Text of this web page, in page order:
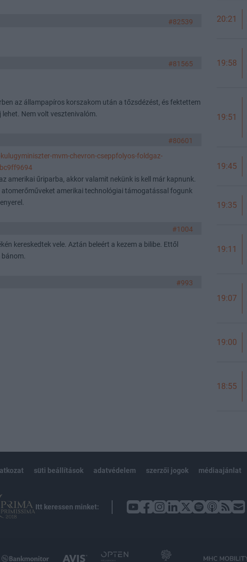
#82539
#81565
az állampapíros korszakom után a tőzsdézést, és fektettem
lehet. Nem volt vesztenivalóm.
#80601
mvm-chevron-cseppfolyos-foldgaz-
amerikai űriparba, akkor valamit nekünk is kell már kapnunk.
amerikai technológiai támogatással fogunk
#1004
kereskedtek vele. Aztán beleért a kezem a bilibe. Ettől
#993
20:21
19:58
19:51
19:45
19:35
19:11
19:07
19:00
18:55
süti beállítások adatvédelem szerzői jogok médiaajánlat
Itt keressen minket: